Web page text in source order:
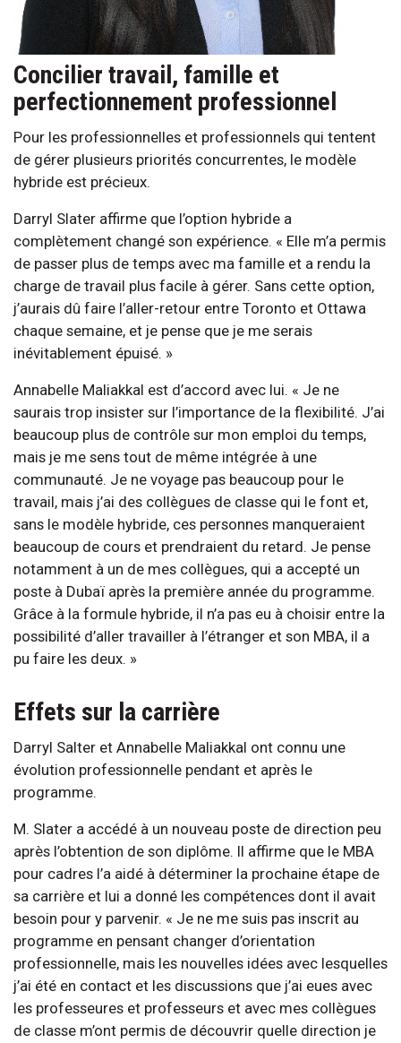
Concilier travail, famille et
perfectionnement professionnel
Pour les professionnelles et professionnels qui tentent
de gérer plusieurs priorités concurrentes, le modèle
hybride est précieux.
Darryl Slater affirme que l’option hybride a
complètement changé son expérience. « Elle m’a permis
de passer plus de temps avec ma famille et a rendu la
charge de travail plus facile à gérer. Sans cette option,
j’aurais dû faire l’aller-retour entre Toronto et Ottawa
chaque semaine, et je pense que je me serais
inévitablement épuisé. »
Annabelle Maliakkal est d’accord avec lui. « Je ne
saurais trop insister sur l’importance de la flexibilité. J’ai
beaucoup plus de contrôle sur mon emploi du temps,
mais je me sens tout de même intégrée à une
communauté. Je ne voyage pas beaucoup pour le
travail, mais j’ai des collègues de classe qui le font et,
sans le modèle hybride, ces personnes manqueraient
beaucoup de cours et prendraient du retard. Je pense
notamment à un de mes collègues, qui a accepté un
poste à Dubaï après la première année du programme.
Grâce à la formule hybride, il n’a pas eu à choisir entre la
possibilité d’aller travailler à l’étranger et son MBA, il a
pu faire les deux. »
Effets sur la carrière
Darryl Salter et Annabelle Maliakkal ont connu une
évolution professionnelle pendant et après le
programme.
M. Slater a accédé à un nouveau poste de direction peu
après l’obtention de son diplôme. Il affirme que le MBA
pour cadres l’a aidé à déterminer la prochaine étape de
sa carrière et lui a donné les compétences dont il avait
besoin pour y parvenir. « Je ne me suis pas inscrit au
programme en pensant changer d’orientation
professionnelle, mais les nouvelles idées avec lesquelles
j’ai été en contact et les discussions que j’ai eues avec
les professeures et professeurs et avec mes collègues
de classe m’ont permis de découvrir quelle direction je